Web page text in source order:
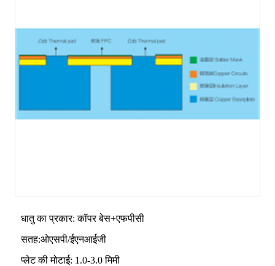
धातु का प्रकार: कॉपर बेस+एफपीसी
सतह:ओएसपी/ईएनआईजी
प्लेट की मोटाई: 1.0-3.0 मिमी